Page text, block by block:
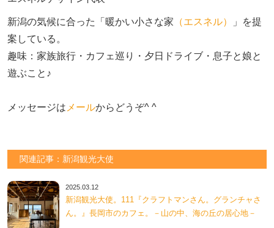
新潟の気候に合った「暖かい小さな家 （エスネル）
」を提
案している。
趣味：家族旅行・カフェ巡り・夕日ドライブ・息子と娘と
遊ぶこと♪
メッセージは メールからどうぞ^ ^
関連記事：新潟観光大使
2025.03.12
新潟観光大使。111『クラフトマンさん。グランチャさ
ん。』長岡市のカフェ。－山の中、海の丘の居心地－